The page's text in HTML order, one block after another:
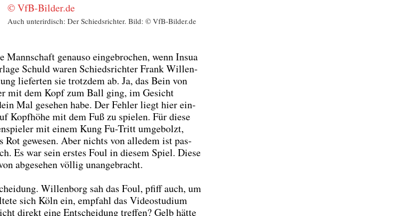
Auch unter­ir­disch: Der Schieds­rich­ter. Bild: © VfB-Bilder.de
genau­so ein­ge­bro­chen, wenn Insua
Schuld waren Schieds­rich­ter Frank Wil­len­
lie­fer­ten sie trotz­dem ab. Ja, das Bein von
mit dem Kopf zum Ball ging, im Gesicht
Mal gese­hen habe. Der Feh­ler liegt hier ein­
Kopf­hö­he mit dem Fuß zu spie­len. Für die­se
mit einem Kung Fu-Tritt umge­bolzt,
Rot gewe­sen. Aber nichts von alle­dem ist pas­
Es war sein ers­tes Foul in die­sem Spiel. Die­se
abge­se­hen völ­lig unan­ge­bracht.
Wil­len­borg sah das Foul, pfiff auch, um
sich Köln ein, emp­fahl das Video­stu­di­um
direkt eine Ent­schei­dung tref­fen? Gelb hät­te